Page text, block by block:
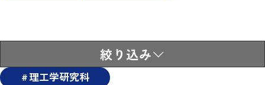
絞り込み
理工学研究科